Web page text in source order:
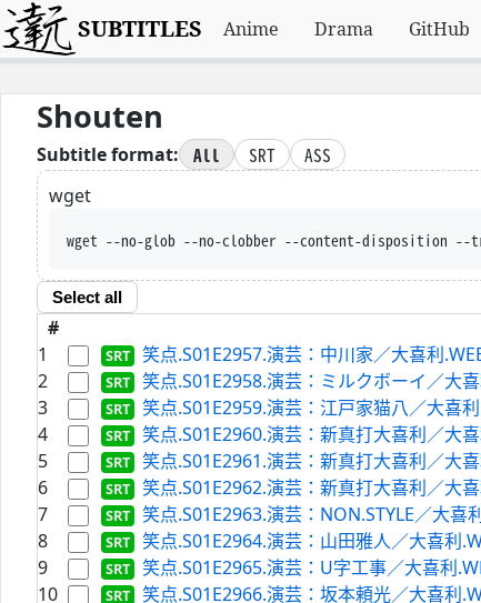
SUBTITLES Anime Drama GitHub
Shouten
Subtitle format: All SRT
ASS
wget
wget --no-glob --no-clobber --content-
Select all
#
1
笑点.S01E2957.演芸：中川家／大喜利
2
笑点.S01E2958.演芸：ミルクボーイ／大
3
笑点.S01E2959.演芸：江戸家猫八／大喜
4
笑点.S01E2960.演芸：新真打大喜利／大
5
笑点.S01E2961.演芸：新真打大喜利／大
6
笑点.S01E2962.演芸：新真打大喜利／大
7
笑点.S01E2963.演芸：NON.STYLE／大喜
8
笑点.S01E2964.演芸：山田雅人／大喜利
9
笑点.S01E2965.演芸：U字工事／大喜利
10
笑点.S01E2966.演芸：坂本頼光／大喜利